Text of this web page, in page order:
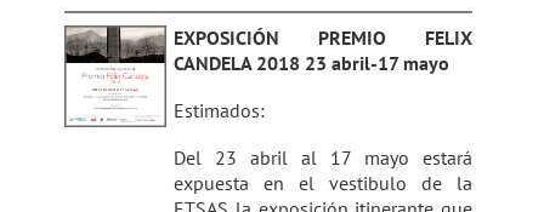
EXPOSICIÓN PREMIO FELIX
CANDELA 2018 23 abril-17 mayo
Estimados:
Del 23 abril al 17 mayo estará
expuesta en el vestibulo de la